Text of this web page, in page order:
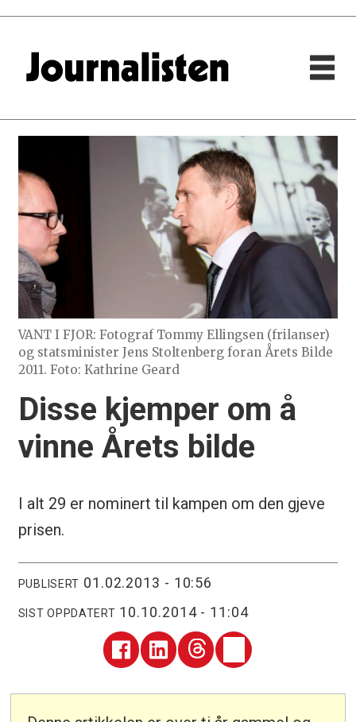
VANT I FJOR: Fotograf Tommy Ellingsen (frilanser)
og statsminister Jens Stoltenberg foran Årets Bilde
2011. Foto: Kathrine Geard
Disse kjemper om å
vinne Årets bilde
I alt 29 er nominert til kampen om den gjeve
prisen.
PUBLISERT 01.02.2013 - 10:56
SIST OPPDATERT 10.10.2014 - 11:04